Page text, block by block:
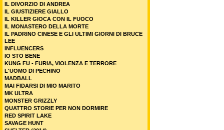
IL DIVORZIO DI ANDREA
IL GIUSTIZIERE GIALLO
IL KILLER GIOCA CON IL FUOCO
IL MONASTERO DELLA MORTE
IL PADRINO CINESE E GLI ULTIMI GIORNI DI BRUCE
LEE
INFLUENCERS
IO STO BENE
KUNG FU - FURIA, VIOLENZA E TERRORE
L'UOMO DI PECHINO
MADBALL
MAI FIDARSI DI MIO MARITO
MK ULTRA
MONSTER GRIZZLY
QUATTRO STORIE PER NON DORMIRE
RED SPIRIT LAKE
SAVAGE HUNT